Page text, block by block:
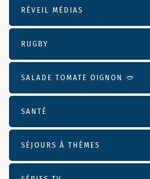
RÉVEIL MÉDIAS
RUGBY
SALADE TOMATE OIGNON 🥙
SANTÉ
SÉJOURS À THÈMES